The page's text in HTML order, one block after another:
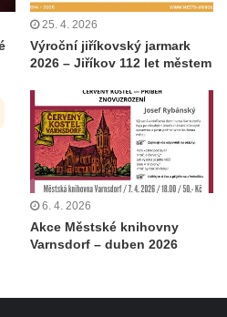
25. 4. 2026
Výroční jiříkovský jarmark
2026 – Jiříkov 112 let městem
6. 4. 2026
Akce Městské knihovny
Varnsdorf – duben 2026